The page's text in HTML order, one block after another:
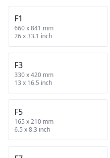
F1
660 x 841 mm
26 x 33.1 inch
F3
330 x 420 mm
13 x 16.5 inch
F5
165 x 210 mm
6.5 x 8.3 inch